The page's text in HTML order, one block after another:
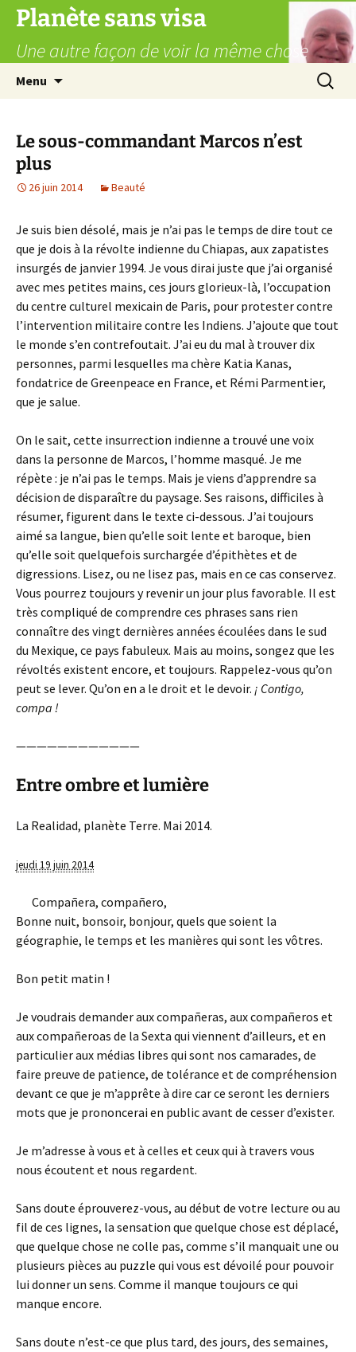
Aller
contenu
Planète sans visa
Une autre façon de voir la même chose
Menu
Le sous-commandant Marcos n’est
plus
26 juin 2014 Beauté
Je suis bien désolé, mais je n’ai pas le temps de dire tout ce
que je dois à la révolte indienne du Chiapas, aux zapatistes
insurgés de janvier 1994. Je vous dirai juste que j’ai organisé
avec mes petites mains, ces jours glorieux-là, l’occupation
du centre culturel mexicain de Paris, pour protester contre
l’intervention militaire contre les Indiens. J’ajoute que tout
le monde s’en contrefoutait. J’ai eu du mal à trouver dix
personnes, parmi lesquelles ma chère Katia Kanas,
fondatrice de Greenpeace en France, et Rémi Parmentier,
que je salue.
On le sait, cette insurrection indienne a trouvé une voix
dans la personne de Marcos, l’homme masqué. Je me
répète : je n’ai pas le temps. Mais je viens d’apprendre sa
décision de disparaître du paysage. Ses raisons, difficiles à
résumer, figurent dans le texte ci-dessous. J’ai toujours
aimé sa langue, bien qu’elle soit lente et baroque, bien
qu’elle soit quelquefois surchargée d’épithètes et de
digressions. Lisez, ou ne lisez pas, mais en ce cas conservez.
Vous pourrez toujours y revenir un jour plus favorable. Il est
très compliqué de comprendre ces phrases sans rien
connaître des vingt dernières années écoulées dans le sud
du Mexique, ce pays fabuleux. Mais au moins, songez que les
révoltés existent encore, et toujours. Rappelez-vous qu’on
peut se lever. Qu’on en a le droit et le devoir. ¡ Contigo,
compa !
————————————
Entre ombre et lumière
La Realidad, planète Terre. Mai 2014.
jeudi 19 juin 2014
Compañera, compañero,
Bonne nuit, bonsoir, bonjour, quels que soient la
géographie, le temps et les manières qui sont les vôtres.
Bon petit matin !
Je voudrais demander aux compañeras, aux compañeros et
aux compañeroas de la Sexta qui viennent d’ailleurs, et en
particulier aux médias libres qui sont nos camarades, de
faire preuve de patience, de tolérance et de compréhension
devant ce que je m’apprête à dire car ce seront les derniers
mots que je prononcerai en public avant de cesser d’exister.
Je m’adresse à vous et à celles et ceux qui à travers vous
nous écoutent et nous regardent.
Sans doute éprouverez-vous, au début de votre lecture ou au
fil de ces lignes, la sensation que quelque chose est déplacé,
que quelque chose ne colle pas, comme s’il manquait une ou
plusieurs pièces au puzzle qui vous est dévoilé pour pouvoir
lui donner un sens. Comme il manque toujours ce qui
manque encore.
Sans doute n’est-ce que plus tard, des jours, des semaines,